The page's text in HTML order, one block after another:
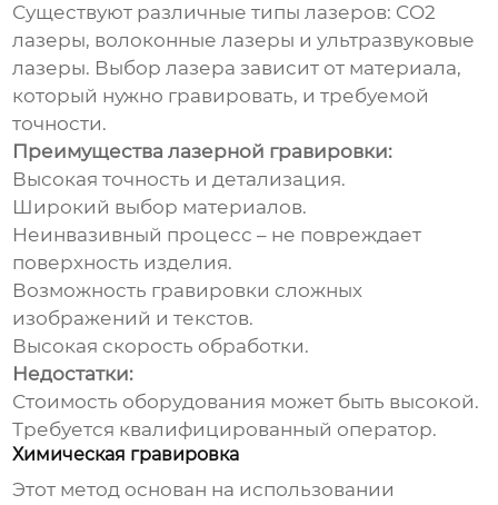
Существуют различные типы лазеров: CO2
лазеры, волоконные лазеры и ультразвуковые
лазеры. Выбор лазера зависит от материала,
который нужно гравировать, и требуемой
точности.
Преимущества лазерной гравировки:
Высокая точность и детализация.
Широкий выбор материалов.
Неинвазивный процесс – не повреждает
поверхность изделия.
Возможность гравировки сложных
изображений и текстов.
Высокая скорость обработки.
Недостатки:
Стоимость оборудования может быть высокой.
Требуется квалифицированный оператор.
Химическая гравировка
Этот метод основан на использовании